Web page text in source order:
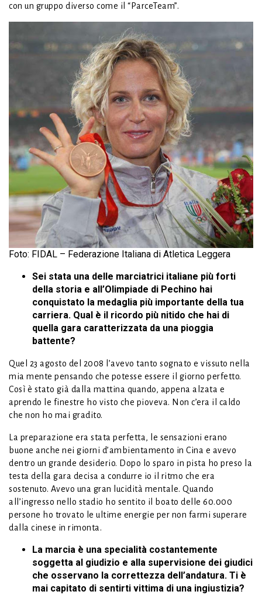
con un gruppo diverso come il “ParceTeam”.
Foto: FIDAL – Federazione Italiana di Atletica Leggera
Sei stata una delle marciatrici italiane più forti
della storia e all’Olimpiade di Pechino hai
conquistato la medaglia più importante della tua
carriera. Qual è il ricordo più nitido che hai di
quella gara caratterizzata da una pioggia
battente?
Quel 23 agosto del 2008 l’avevo tanto sognato e vissuto nella
mia mente pensando che potesse essere il giorno perfetto.
Così è stato già dalla mattina quando, appena alzata e
aprendo le finestre ho visto che pioveva. Non c’era il caldo
che non ho mai gradito.
La preparazione era stata perfetta, le sensazioni erano
buone anche nei giorni d’ambientamento in Cina e avevo
dentro un grande desiderio. Dopo lo sparo in pista ho preso la
testa della gara decisa a condurre io il ritmo che era
sostenuto. Avevo una gran lucidità mentale. Quando
all’ingresso nello stadio ho sentito il boato delle 60.000
persone ho trovato le ultime energie per non farmi superare
dalla cinese in rimonta.
La marcia è una specialità costantemente
soggetta al giudizio e alla supervisione dei giudici
che osservano la correttezza dell’andatura. Ti è
mai capitato di sentirti vittima di una ingiustizia?